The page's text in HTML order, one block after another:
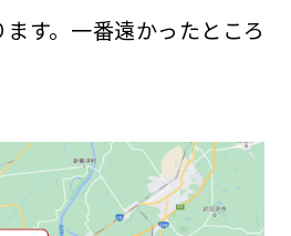
す。一番遠かったところ